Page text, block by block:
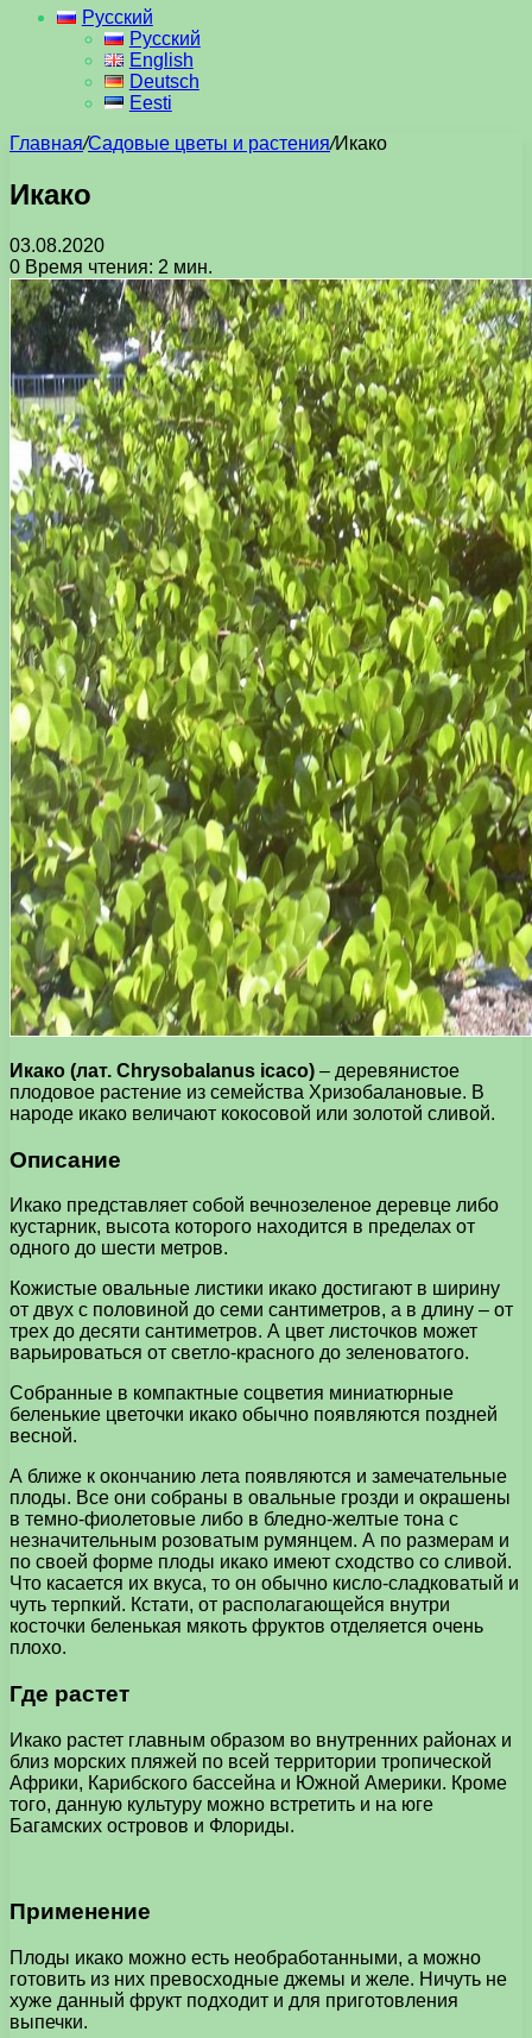
Русский
Русский
English
Deutsch
Eesti
Главная/Садовые цветы и растения/Икако
Икако
03.08.2020
0 Время чтения: 2 мин.
Икако (лат. Chrysobalanus icaco) – деревянистое
плодовое растение из семейства Хризобалановые. В
народе икако величают кокосовой или золотой сливой.
Описание
Икако представляет собой вечнозеленое деревце либо
кустарник, высота которого находится в пределах от
одного до шести метров.
Кожистые овальные листики икако достигают в ширину
от двух с половиной до семи сантиметров, а в длину – от
трех до десяти сантиметров. А цвет листочков может
варьироваться от светло-красного до зеленоватого.
Собранные в компактные соцветия миниатюрные
беленькие цветочки икако обычно появляются поздней
весной.
А ближе к окончанию лета появляются и замечательные
плоды. Все они собраны в овальные грозди и окрашены
в темно-фиолетовые либо в бледно-желтые тона с
незначительным розоватым румянцем. А по размерам и
по своей форме плоды икако имеют сходство со сливой.
Что касается их вкуса, то он обычно кисло-сладковатый и
чуть терпкий. Кстати, от располагающейся внутри
косточки беленькая мякоть фруктов отделяется очень
плохо.
Где растет
Икако растет главным образом во внутренних районах и
близ морских пляжей по всей территории тропической
Африки, Карибского бассейна и Южной Америки. Кроме
того, данную культуру можно встретить и на юге
Багамских островов и Флориды.
Применение
Плоды икако можно есть необработанными, а можно
готовить из них превосходные джемы и желе. Ничуть не
хуже данный фрукт подходит и для приготовления
выпечки.